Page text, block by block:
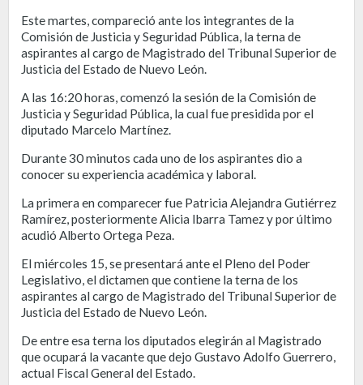
Este martes, compareció ante los integrantes de la
Comisión de Justicia y Seguridad Pública, la terna de
aspirantes al cargo de Magistrado del Tribunal Superior de
Justicia del Estado de Nuevo León.
A las 16:20 horas, comenzó la sesión de la Comisión de
Justicia y Seguridad Pública, la cual fue presidida por el
diputado Marcelo Martínez.
Durante 30 minutos cada uno de los aspirantes dio a
conocer su experiencia académica y laboral.
La primera en comparecer fue Patricia Alejandra Gutiérrez
Ramírez, posteriormente Alicia Ibarra Tamez y por último
acudió Alberto Ortega Peza.
El miércoles 15, se presentará ante el Pleno del Poder
Legislativo, el dictamen que contiene la terna de los
aspirantes al cargo de Magistrado del Tribunal Superior de
Justicia del Estado de Nuevo León.
De entre esa terna los diputados elegirán al Magistrado
que ocupará la vacante que dejo Gustavo Adolfo Guerrero,
actual Fiscal General del Estado.